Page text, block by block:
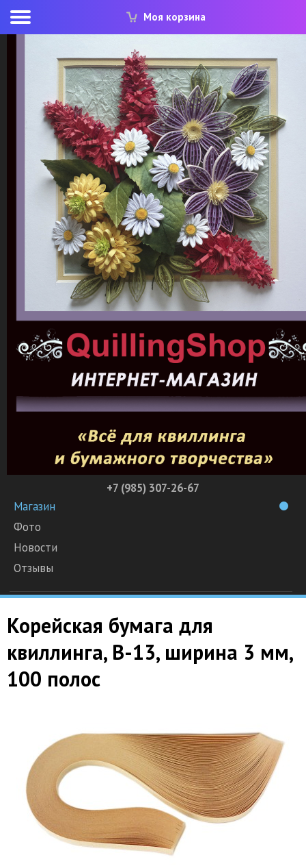
Моя корзина
+7 (985) 307-26-67
Магазин
Фото
Новости
Отзывы
Корейская бумага для
квиллинга, B-13, ширина 3 мм,
100 полос